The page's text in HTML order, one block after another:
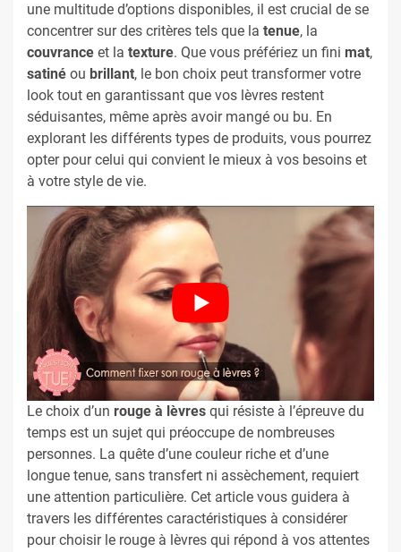
une multitude d’options disponibles, il est crucial de se
concentrer sur des critères tels que la tenue, la
couvrance et la texture. Que vous préfériez un fini mat,
satiné ou brillant, le bon choix peut transformer votre
look tout en garantissant que vos lèvres restent
séduisantes, même après avoir mangé ou bu. En
explorant les différents types de produits, vous pourrez
opter pour celui qui convient le mieux à vos besoins et
à votre style de vie.
Le choix d’un rouge à lèvres qui résiste à l’épreuve du
temps est un sujet qui préoccupe de nombreuses
personnes. La quête d’une couleur riche et d’une
longue tenue, sans transfert ni assèchement, requiert
une attention particulière. Cet article vous guidera à
travers les différentes caractéristiques à considérer
pour choisir le rouge à lèvres qui répond à vos attentes